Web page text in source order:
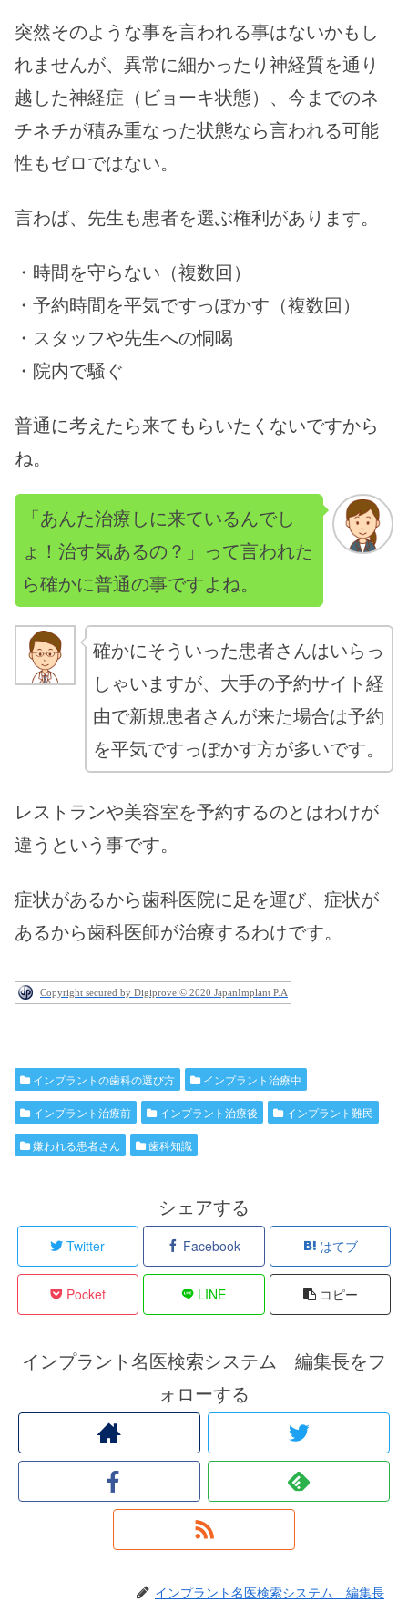
突然そのような事を言われる事はないかもし
れませんが、異常に細かったり神経質を通り
越した神経症（ビョーキ状態）、今までのネ
チネチが積み重なった状態なら言われる可能
性もゼロではない。
言わば、先生も患者を選ぶ権利があります。
・時間を守らない（複数回）
・予約時間を平気ですっぽかす（複数回）
・スタッフや先生への恫喝
・院内で騒ぐ
普通に考えたら来てもらいたくないですから
ね。
「あんた治療しに来ているんでし
ょ！治す気あるの？」って言われた
ら確かに普通の事ですよね。
確かにそういった患者さんはいらっ
しゃいますが、大手の予約サイト経
由で新規患者さんが来た場合は予約
を平気ですっぽかす方が多いです。
レストランや美容室を予約するのとはわけが
違うという事です。
症状があるから歯科医院に足を運び、症状が
あるから歯科医師が治療するわけです。
Copyright secured by Digiprove © 2020 JapanImplant P.A
インプラントの歯科の選び方 インプラント治療中
インプラント治療前 インプラント治療後 インプラント難民
嫌われる患者さん 歯科知識
シェアする
Twitter Facebook はてブ
Pocket LINE コピー
インプラント名医検索システム 編集長をフ
ォローする
インプラント名医検索システム 編集長